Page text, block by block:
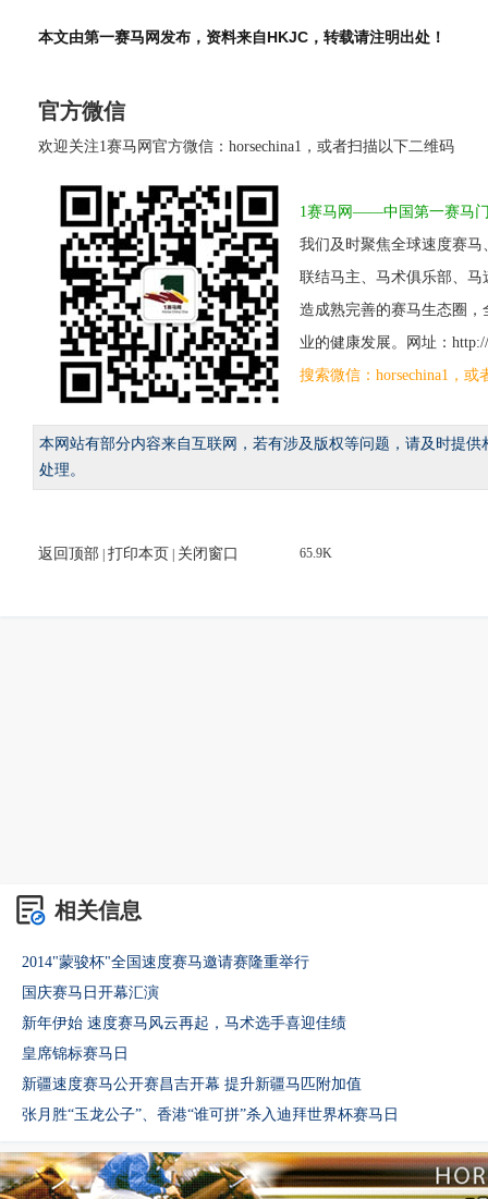
本文由第一赛马网发布，资料来自HKJC，转载请注明出处！
官方微信
欢迎关注1赛马网官方微信：horsechina1，或者扫描以下二维码
1赛马网——中国第一赛马
我们及时聚焦全球速度赛
联结马主、马术俱乐部、
造成熟完善的赛马生态圈
业的健康发展。网址：http://
搜索微信：horsechina1，
本网站有部分内容来自互联网，若有涉及版权等问题，请及时提
处理。
返回顶部 打印本页 关闭窗口 65.9K
相关信息
2014"蒙骏杯"全国速度赛马邀请赛隆重举行
国庆赛马日开幕汇演
新年伊始 速度赛马风云再起，马术选手喜迎佳绩
皇席锦标赛马日
新疆速度赛马公开赛昌吉开幕 提升新疆马匹附加值
张月胜“玉龙公子”、香港“谁可拼”杀入迪拜世界杯赛马日